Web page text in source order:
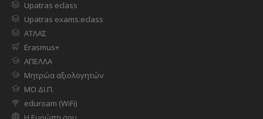
Upatras eclass
Upatras exams.eclass
ΑΤΛΑΣ
Erasmus+
ΑΠΕΛΛΑ
Μητρώα αξιολογητών
ΜΟ.ΔΙ.Π.
eduroam (WiFi)